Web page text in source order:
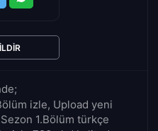
izle, Upload yeni
1.Bölüm türkçe